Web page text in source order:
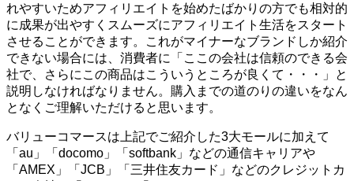
れやすいためアフィリエイトを始めたばかりの方でも相対的
に成果が出やすくスムーズにアフィリエイト生活をスタート
させることができます。これがマイナーなブランドしか紹介
できない場合には、消費者に「ここの会社は信頼のできる会
社で、さらにこの商品はこういうところが良くて・・・」と
説明しなければなりません。購入までの道のりの違いをなん
となくご理解いただけると思います。
バリューコマースは上記でご紹介した3大モールに加えて
「au」「docomo」「softbank」などの通信キャリアや
「AMEX」「JCB」「三井住友カード」などのクレジットカ